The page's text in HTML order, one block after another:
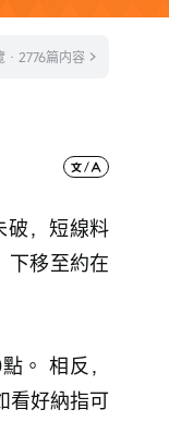
· 2776篇内容
破，短線料
下移至約在
。 相反，
看好納指可